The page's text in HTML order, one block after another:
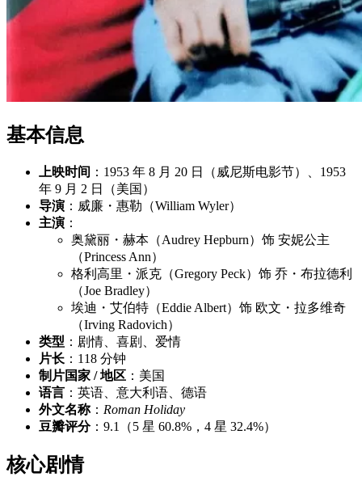
基本信息
上映时间 ：1953 年 8 月 20 日（威尼斯电影节）、1953
年 9 月 2 日（美国）
导演 ：威廉・惠勒（William Wyler）
主演 ：
奥黛丽・赫本（Audrey Hepburn）饰 安妮公主
（Princess Ann）
格利高里・派克（Gregory Peck）饰 乔・布拉德利
（Joe Bradley）
埃迪・艾伯特（Eddie Albert）饰 欧文・拉多维奇
（Irving Radovich）
类型 ：剧情、喜剧、爱情
片长 ：118 分钟
制片国家 / 地区 ：美国
语言 ：英语、意大利语、德语
外文名称： Roman Holiday
豆瓣评分：9.1（5 星 60.8%，4 星 32.4%）
核心剧情